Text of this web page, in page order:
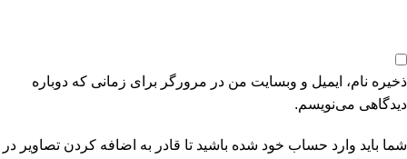
ذخیره نام، ایمیل و وبسایت من در مرورگر برای زمانی که دوباره
دیدگاهی می‌نویسم.
شما باید وارد حساب خود شده باشید تا قادر به اضافه کردن تصاویر در